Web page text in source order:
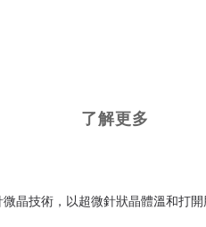
了解更多
晶技術，以超微針狀晶體溫和打